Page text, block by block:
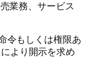
業務、サービス
令もしくは権限あ
より開示を求め